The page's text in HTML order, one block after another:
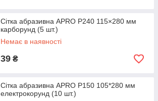
Сітка абразивна APRO P240 115×280 мм
карборунд (5 шт.)
Немає в наявності
39 ₴
Сітка абразивна APRO P150 105*280 мм
електрокорунд (10 шт.)